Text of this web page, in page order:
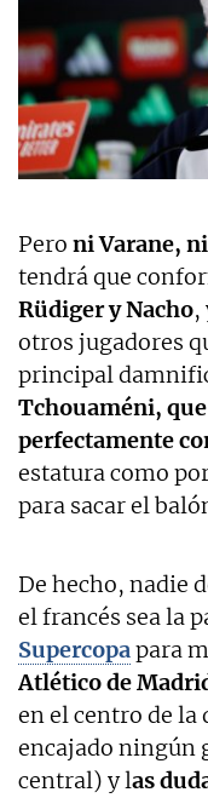
Pero ni Varane,
tendrá que
Rüdiger y Nacho,
otros jugadores
principal
Tchouaméni,
perfectamente
estatura como
para sacar el
De hecho, nadie
el francés sea la
Supercopapara
Atlético de
en el centro de la
encajado ningún
central) y las